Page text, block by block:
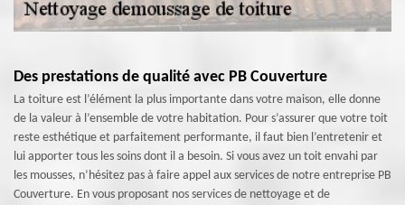
Des prestations de qualité avec PB Couverture
La toiture est l’élément la plus importante dans votre maison, elle donne
de la valeur à l’ensemble de votre habitation. Pour s’assurer que votre toit
reste esthétique et parfaitement performante, il faut bien l’entretenir et
lui apporter tous les soins dont il a besoin. Si vous avez un toit envahi par
les mousses, n’hésitez pas à faire appel aux services de notre entreprise PB
Couverture. En vous proposant nos services de nettoyage et de